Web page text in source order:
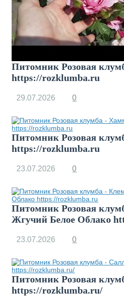
Питомник Розовая
https://rozklumba.ru
29.07.2026 0
Питомник Розовая
https://rozklumba.ru
23.07.2026 0
Питомник Розовая
Жгучий Белое Облако
23.07.2026 0
Питомник Розовая
https://rozklumba.ru/